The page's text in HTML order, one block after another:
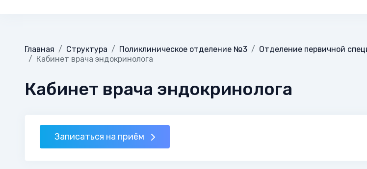
Главная Структура Поликлиническое отделение №3
Отделение первичной
Кабинет врача эндокринолога
Кабинет врача эндокринолога
Записаться на приём